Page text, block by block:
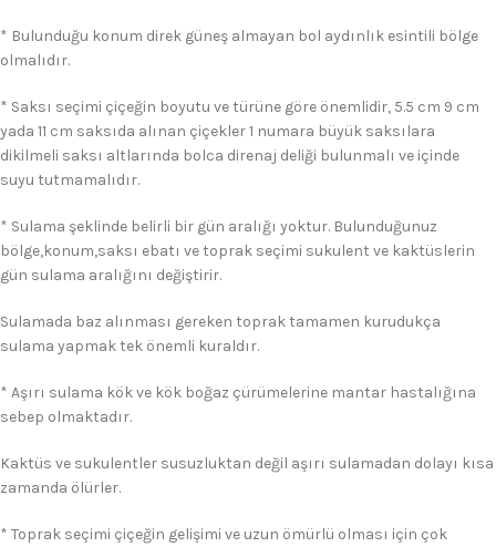
* Bulunduğu konum direk güneş almayan bol aydınlık esintili bölge
olmalıdır.
* Saksı seçimi çiçeğin boyutu ve türüne göre önemlidir, 5.5 cm 9 cm
yada 11 cm saksıda alınan çiçekler 1 numara büyük saksılara
dikilmeli saksı altlarında bolca direnaj deliği bulunmalı ve içinde
suyu tutmamalıdır.
* Sulama şeklinde belirli bir gün aralığı yoktur. Bulunduğunuz
bölge,konum,saksı ebatı ve toprak seçimi sukulent ve kaktüslerin
gün sulama aralığını değiştirir.
Sulamada baz alınması gereken toprak tamamen kurudukça
sulama yapmak tek önemli kuraldır.
* Aşırı sulama kök ve kök boğaz çürümelerine mantar hastalığına
sebep olmaktadır.
Kaktüs ve sukulentler susuzluktan değil aşırı sulamadan dolayı kısa
zamanda ölürler.
* Toprak seçimi çiçeğin gelişimi ve uzun ömürlü olması için çok